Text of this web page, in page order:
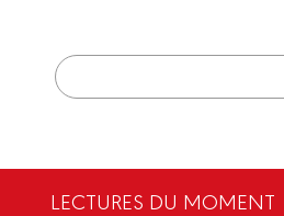
LECTURES DU MOMENT